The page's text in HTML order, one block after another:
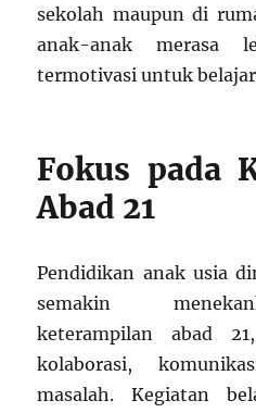
sekolah maupun di
anak-anak merasa
termotivasi untuk
Fokus pada
Abad 21
Pendidikan anak usia
semakin
keterampilan abad
kolaborasi,
masalah. Kegiatan